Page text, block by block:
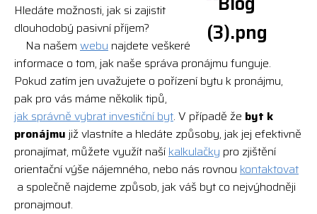
Hledáte možnosti, jak si zajistit
dlouhodobý pasivní příjem?
Na našem webu najdete veškeré
informace o tom, jak naše správa pronájmu funguje.
Pokud zatím jen uvažujete o pořízení bytu k pronájmu,
pak pro vás máme několik tipů,
jak správně vybrat investiční byt. V případě že byt k
pronájmu již vlastníte a hledáte způsoby, jak jej efektivně
pronajímat, můžete využít naší kalkulačky pro zjištění
orientační výše nájemného, nebo nás rovnou kontaktovat
a společně najdeme způsob, jak váš byt co nejvýhodněji
pronajmout.